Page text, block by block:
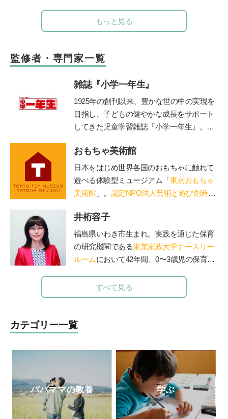
もっと見る
監修者・専門家一覧
雑誌『小学一年生』
1925年の創刊以来、豊かな世の中の実現を
目指し、子どもの健やかな成長をサポート
してきた児童学習雑誌『小学一年生』。コ
む」。毎号、各界の第一線で活躍する有識
者・クリエイターに関わっていただき、子
ども達各々が自身の無限の可能性に気づ
き、各々の才能を伸ばすきっかけとなる誌
質な知育学習記事・付録を掲載していま
す。
おもちゃ美術館
日本をはじめ世界各国のおもちゃに触れて
遊べる体験型ミュージアム「東京おもちゃ
美術館」。 認定NPO法人芸術と遊び創造協
子で木のぬくもりに触れる場を提供。長門
や鳥海山木など全国に姉妹館が。おもちゃ
を通して日本の木の良さを伝える「木育
（もくいく）」を広めている。
井桁容子
福島県いわき市生まれ。実践を通じた保育
の研究機関である東京家政大学ナースリー
ルームにおいて42年間、0〜3歳児の保育の
子どもの本質、質の高い保育の在り方につ
いて数多くの実践研究や講演、NHK Eテレ
などメディア出演、子ども番組監修、ＤＶ
Ｄ制作、親子向け音楽ＣＤ監修、著書多
数。代表作に「ていねいなまなざしでみる
乳幼児保育」「ありのまま子育て」「保育
でつむぐ子どもと親のいい関係」など。20
18年6月より現職。講演・ワークショッ
プ・コンサルティングを通じて日本の子ど
もがおかれる環境の質の底上げに尽力中。
すべて見る
カテゴリー一覧
パパママの教養 学ぶ